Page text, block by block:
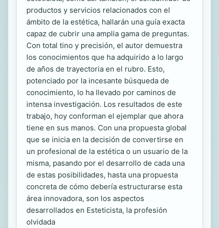
productos y servicios relacionados con el
ámbito de la estética, hallarán una guía exacta
capaz de cubrir una amplia gama de preguntas.
Con total tino y precisión, el autor demuestra
los conocimientos que ha adquirido a lo largo
de años de trayectoria en el rubro. Esto,
potenciado por la incesante búsqueda de
conocimiento, lo ha llevado por caminos de
intensa investigación. Los resultados de este
trabajo, hoy conforman el ejemplar que ahora
tiene en sus manos. Con una propuesta global
que se inicia en la decisión de convertirse en
un profesional de la estética o un usuario de la
misma, pasando por el desarrollo de cada una
de estas posibilidades, hasta una propuesta
concreta de cómo debería estructurarse esta
área innovadora, son los aspectos
desarrollados en Esteticista, la profesión
olvidada